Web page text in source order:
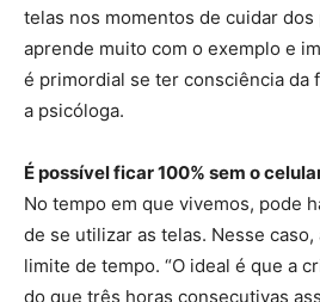
telas nos momentos de cuidar dos
aprende muito com o exemplo e
é primordial se ter consciência da
a psicóloga.
É possível ficar 100% sem o
No tempo em que vivemos, pode
de se utilizar as telas. Nesse caso,
limite de tempo. “O ideal é que a
do que três horas consecutivas